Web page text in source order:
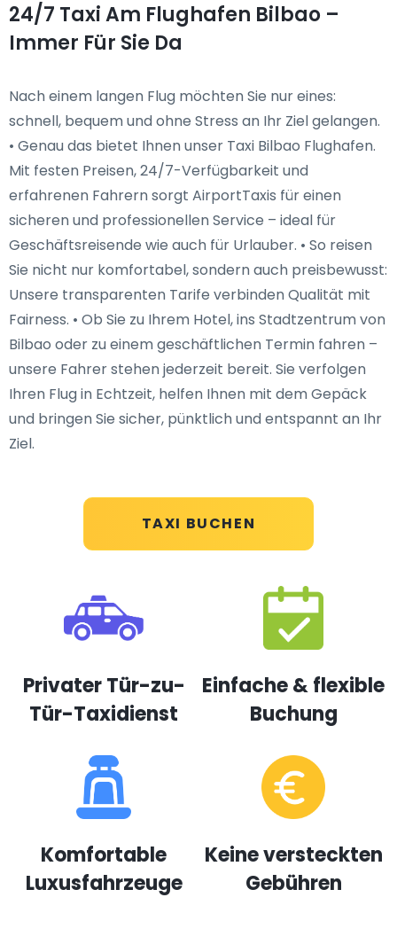
TAXI BUCHEN
24/7 Taxi Am Flughafen Bilbao –
Immer Für Sie Da
Nach einem langen Flug möchten Sie nur eines:
schnell, bequem und ohne Stress an Ihr Ziel gelangen.
• Genau das bietet Ihnen unser Taxi Bilbao Flughafen.
Mit festen Preisen, 24/7-Verfügbarkeit und
erfahrenen Fahrern sorgt AirportTaxis für einen
sicheren und professionellen Service – ideal für
Geschäftsreisende wie auch für Urlauber. • So reisen
Sie nicht nur komfortabel, sondern auch preisbewusst:
Unsere transparenten Tarife verbinden Qualität mit
Fairness. • Ob Sie zu Ihrem Hotel, ins Stadtzentrum von
Bilbao oder zu einem geschäftlichen Termin fahren –
unsere Fahrer stehen jederzeit bereit. Sie verfolgen
Ihren Flug in Echtzeit, helfen Ihnen mit dem Gepäck
und bringen Sie sicher, pünktlich und entspannt an Ihr
Ziel.
Privater Tür-zu-
Tür-Taxidienst
Einfache & flexible
Buchung
Komfortable
Luxusfahrzeuge
Keine versteckten
Gebühren